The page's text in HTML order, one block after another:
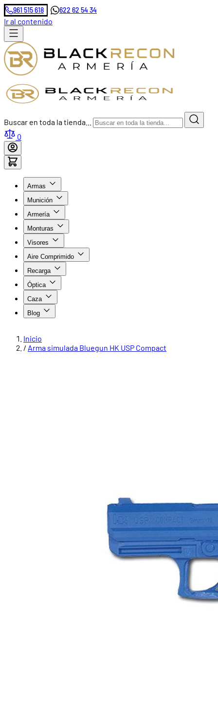
961 515 618 622 62 54 34
Ir al contenido
Buscar en toda la tienda...
0
Armas
Munición
Armería
Monturas
Visores
Aire Comprimido
Recarga
Óptica
Caza
Blog
Inicio
/ Arma simulada Bluegun HK USP Compact